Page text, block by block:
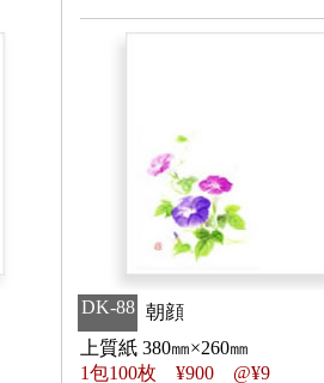
DK-88 朝顔
上質紙 380㎜×260㎜
1包100枚 ¥900 @¥9